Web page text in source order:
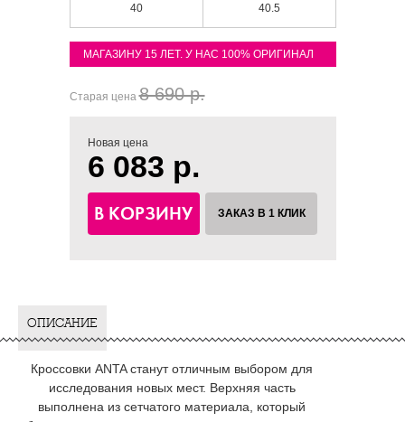
40 40.5
МАГАЗИНУ 15 ЛЕТ. У НАС 100% ОРИГИНАЛ
Старая цена8 690 р.
Новая цена
6 083 р.
В КОРЗИНУ ЗАКАЗ В 1 КЛИК
ОПИСАНИЕ
Кроссовки ANTA станут отличным выбором для
исследования новых мест. Верхняя часть
выполнена из сетчатого материала, который